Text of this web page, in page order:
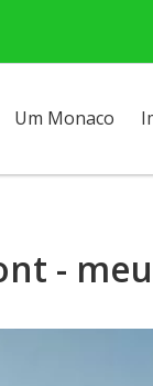
Um Monaco
-